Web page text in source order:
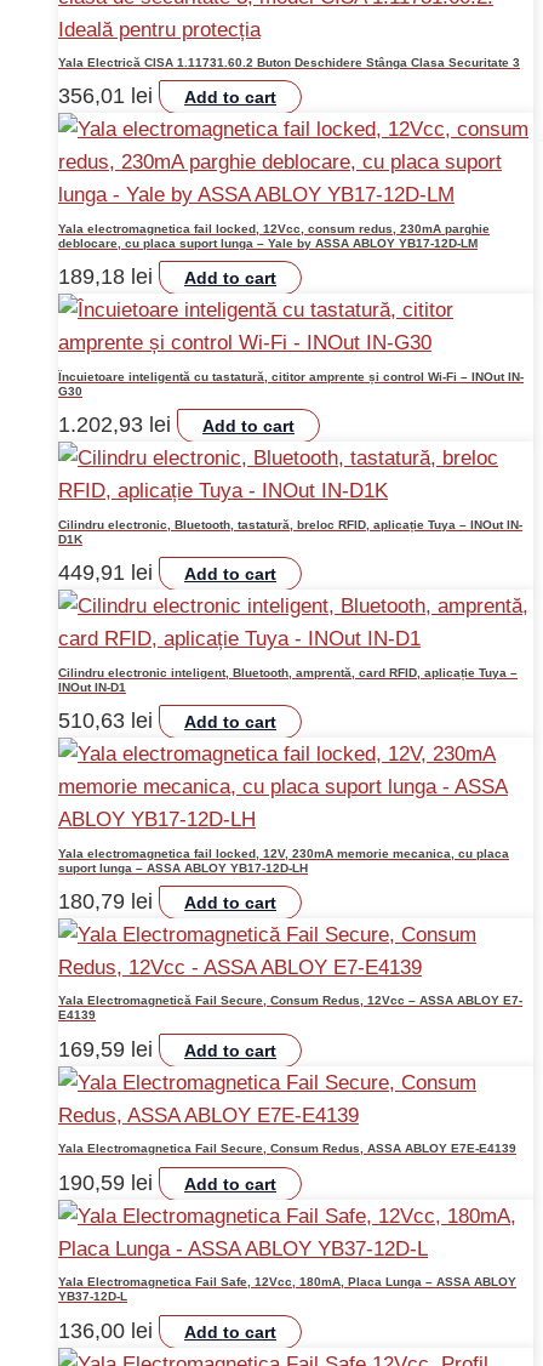
Yala Electrică CISA 1.11731.60.2 Buton Deschidere Stânga Clasa Securitate 3
356,01 lei Add to cart
Yala electromagnetica fail locked, 12Vcc, consum redus, 230mA parghie
deblocare, cu placa suport lunga – Yale by ASSA ABLOY YB17-12D-LM
189,18 lei Add to cart
Încuietoare inteligentă cu tastatură, cititor amprente și control Wi-Fi – INOut IN-
G30
1.202,93 lei Add to cart
Cilindru electronic, Bluetooth, tastatură, breloc RFID, aplicație Tuya – INOut IN-
D1K
449,91 lei Add to cart
Cilindru electronic inteligent, Bluetooth, amprentă, card RFID, aplicație Tuya –
INOut IN-D1
510,63 lei Add to cart
Yala electromagnetica fail locked, 12V, 230mA memorie mecanica, cu placa
suport lunga – ASSA ABLOY YB17-12D-LH
180,79 lei Add to cart
Yala Electromagnetică Fail Secure, Consum Redus, 12Vcc – ASSA ABLOY E7-
E4139
169,59 lei Add to cart
Yala Electromagnetica Fail Secure, Consum Redus, ASSA ABLOY E7E-E4139
190,59 lei Add to cart
Yala Electromagnetica Fail Safe, 12Vcc, 180mA, Placa Lunga – ASSA ABLOY
YB37-12D-L
136,00 lei Add to cart